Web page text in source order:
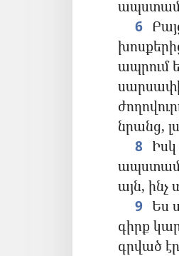
6
ապրում
նրանց,
8 Իսկ
այն, ինչ
9 Ես
գիրք
գրված